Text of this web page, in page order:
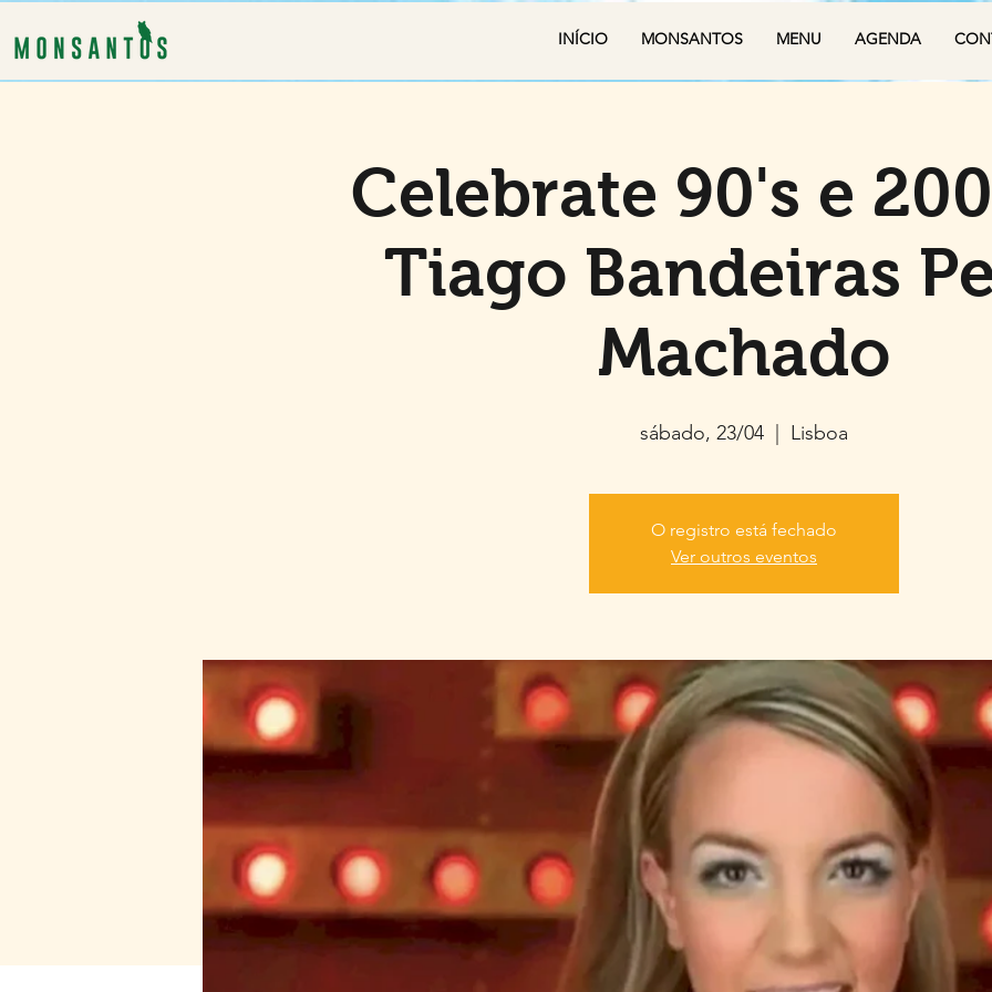
INÍCIO MONSANTOS MENU AGENDA
Celebrate 90's e
Tiago Bandeiras
Machado
sábado, 23/04 Lisboa
O registro está fechado
Ver outros eventos